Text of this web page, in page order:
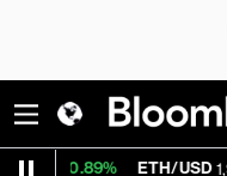
ETH/USD 1,915.98